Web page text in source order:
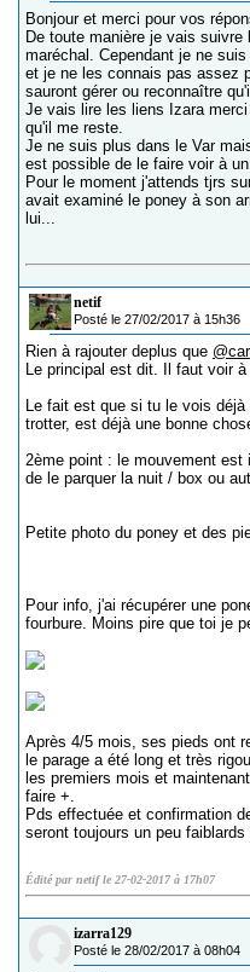
Bonjour et merci pour vos
De toute manière je vais
maréchal. Cependant je ne
et je ne les connais pas assez
sauront gérer ou reconnaître
Je vais lire les liens Izara
qu'il me reste.
Je ne suis plus dans le Var
est possible de le faire voir à
Pour le moment j'attends tjrs
avait examiné le poney à son
lui...
netif
Posté le 27/02/2017 à 15h36
Rien à rajouter deplus que
Le principal est dit. Il faut voir
Le fait est que si tu le vois
trotter, est déjà une bonne
2ème point : le mouvement
de le parquer la nuit / box ou
Petite photo du poney et des
Pour info, j'ai récupérer une
fourbure. Moins pire que toi je
Après 4/5 mois, ses pieds ont
le parage a été long et très
les premiers mois et
faire +.
Pds effectuée et confirmation
seront toujours un peu
Édité par netif le 27-02-2017 à 17h07
izarra129
Posté le 28/02/2017 à 08h04